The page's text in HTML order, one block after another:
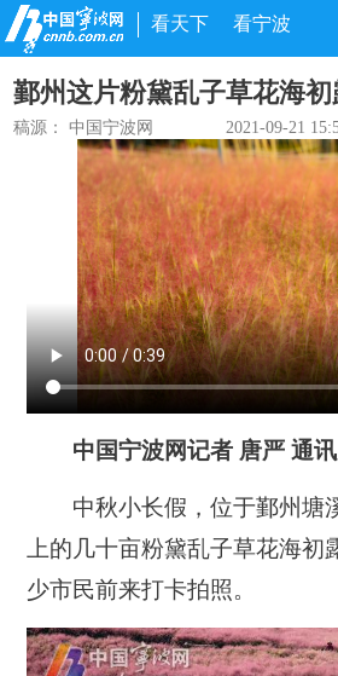
看天下 看宁波
鄞州这片粉黛乱子草花海
稿源： 中国宁波网 2021-09-21
中国宁波网记者 唐严 通
中秋小长假，位于鄞州塘
上的几十亩粉黛乱子草花海初
少市民前来打卡拍照。